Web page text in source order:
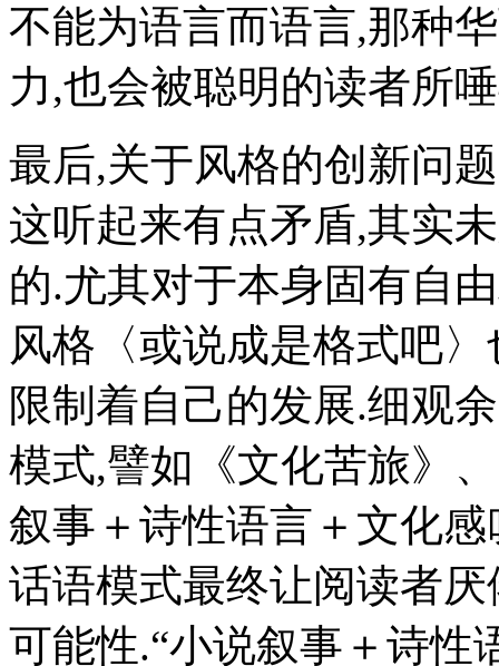
不能为语言而语言,那种
力,也会被聪明的读者所
最后,关于风格的创新问
这听起来有点矛盾,其实
的.尤其对于本身固有自
风格〈或说成是格式吧
限制着自己的发展.细观
模式,譬如《文化苦旅》
叙事＋诗性语言＋文化
话语模式最终让阅读者
可能性.“小说叙事＋诗性